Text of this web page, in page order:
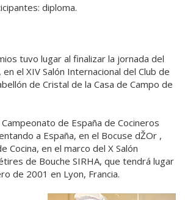
diploma.
tuvo lugar al finalizar la jornada del
el XIV Salón Internacional del Club de
de Cristal de la Casa de Campo de
de España de Cocineros
a España, en el Bocuse dŽOr ,
Cocina, en el marco del X Salón
de Bouche SIRHA, que tendrá lugar
de 2001 en Lyon, Francia.